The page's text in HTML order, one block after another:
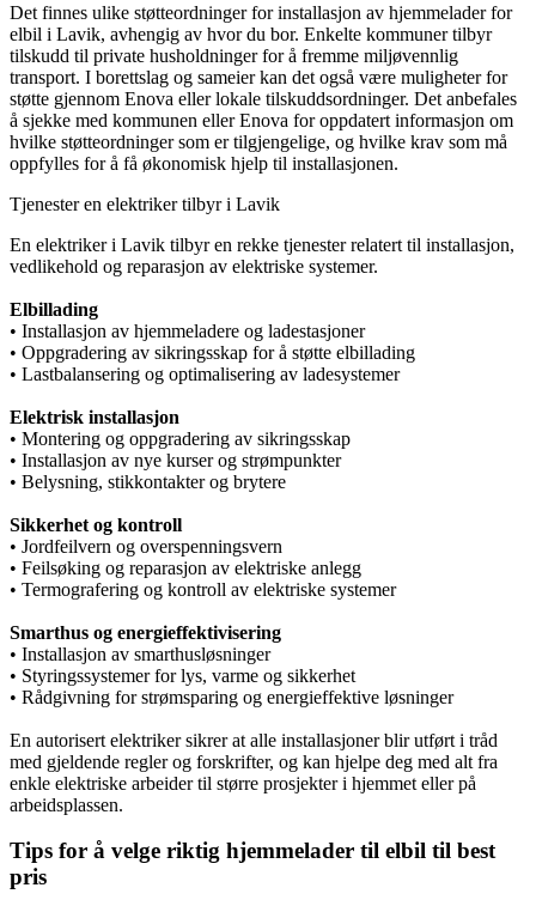
Det finnes ulike støtteordninger for installasjon av hjemmelader for
elbil i Lavik, avhengig av hvor du bor. Enkelte kommuner tilbyr
tilskudd til private husholdninger for å fremme miljøvennlig
transport. I borettslag og sameier kan det også være muligheter for
støtte gjennom Enova eller lokale tilskuddsordninger. Det anbefales
å sjekke med kommunen eller Enova for oppdatert informasjon om
hvilke støtteordninger som er tilgjengelige, og hvilke krav som må
oppfylles for å få økonomisk hjelp til installasjonen.
Tjenester en elektriker tilbyr i Lavik
En elektriker i Lavik tilbyr en rekke tjenester relatert til installasjon,
vedlikehold og reparasjon av elektriske systemer.
Elbillading
• Installasjon av hjemmeladere og ladestasjoner
• Oppgradering av sikringsskap for å støtte elbillading
• Lastbalansering og optimalisering av ladesystemer
Elektrisk installasjon
• Montering og oppgradering av sikringsskap
• Installasjon av nye kurser og strømpunkter
• Belysning, stikkontakter og brytere
Sikkerhet og kontroll
• Jordfeilvern og overspenningsvern
• Feilsøking og reparasjon av elektriske anlegg
• Termografering og kontroll av elektriske systemer
Smarthus og energieffektivisering
• Installasjon av smarthusløsninger
• Styringssystemer for lys, varme og sikkerhet
• Rådgivning for strømsparing og energieffektive løsninger
En autorisert elektriker sikrer at alle installasjoner blir utført i tråd
med gjeldende regler og forskrifter, og kan hjelpe deg med alt fra
enkle elektriske arbeider til større prosjekter i hjemmet eller på
arbeidsplassen.
Tips for å velge riktig hjemmelader til elbil til best
pris